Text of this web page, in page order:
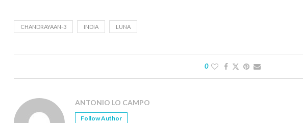
CHANDRAYAAN-3 INDIA LUNA
0
ANTONIO LO CAMPO
Follow Author